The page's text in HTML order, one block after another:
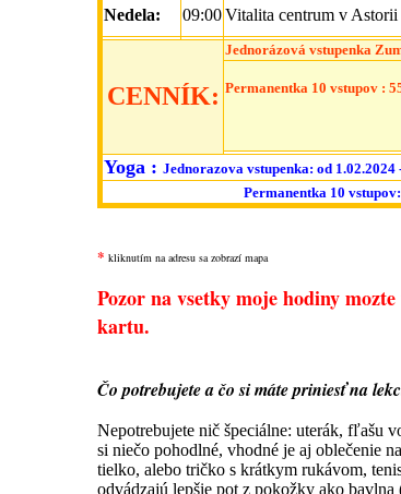
Nedela: 09:00Vitalita centrum v Astorii
CENNÍK:
Jednorázová vstupenka
Permanentka 10 vstupov :
Yoga : Jednorazova vstupenka: od 1.02.2024
Permanentka 10
* kliknutím na adresu sa zobrazí mapa
Pozor na vsetky moje hodiny
kartu.
Čo potrebujete a čo si máte priniesť na
Nepotrebujete nič špeciálne: uterák, fľašu
si niečo pohodlné, vhodné je aj oblečenie
tielko, alebo tričko s krátkym rukávom,
odvádzajú lepšie pot z pokožky ako